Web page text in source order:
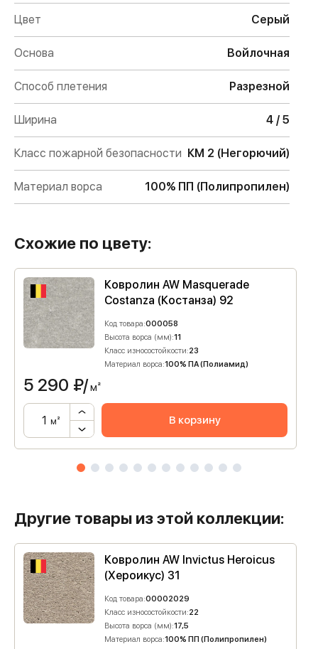
Цвет Серый
Основа Войлочная
Способ плетения Разрезной
Ширина 4 / 5
Класс пожарной безопасности КМ 2 (Негорючий)
Материал ворса 100% ПП (Полипропилен)
Схожие по цвету:
Ковролин AW Masquerade
Costanza (Костанза) 92
Код товара:000058
Высота ворса (мм):11
Класс износостойкости:23
Материал ворса:100% ПА (Полиамид)
5 290 ₽/м²
м² В корзину
Другие товары из этой коллекции:
Ковролин AW Invictus Heroicus
(Хероикус) 31
Код товара:00002029
Класс износостойкости:22
Высота ворса (мм):17,5
Материал ворса:100% ПП (Полипропилен)